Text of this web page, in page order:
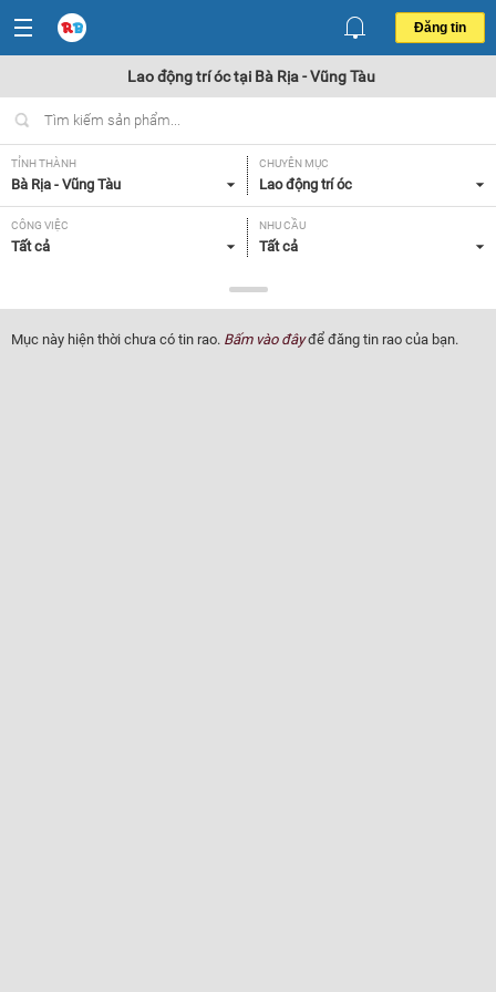
Đăng tin
Lao động trí óc tại Bà Rịa - Vũng Tàu
TỈNH THÀNH
Bà Rịa - Vũng Tàu
CHUYÊN MỤC
Lao động trí óc
CÔNG VIỆC
Tất cả
NHU CẦU
Tất cả
Tất cả
Mục này hiện thời chưa có tin rao. Bấm vào đâyđể đăng tin rao của bạn.